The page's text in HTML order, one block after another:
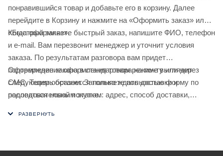
понравившийся товар и добавьте его в корзину. Далее
перейдите в Корзину и нажмите на «Оформить заказ» или
«Быстрый заказ».
Когда оформляете быстрый заказ, напишите ФИО, телефон
и e-mail. Вам перезвонит менеджер и уточнит условия
заказа. По результатам разговора вам придет
подтверждение оформления товара на почту или через
СМС. Теперь останется только ждать доставки и
радоваться новой покупке.
Оформление заказа в стандартном режиме выглядит
следующим образом. Заполняете полностью форму по
последовательным этапам: адрес, способ доставки,